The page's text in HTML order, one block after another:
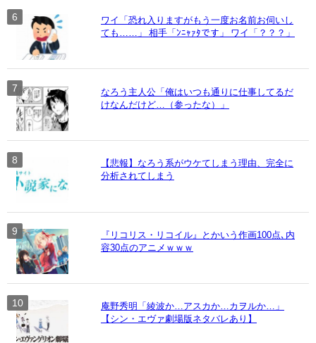
ワイ「恐れ入りますがもう一度お名前お伺いし
ても……」 相手「ﾝﾆｬｧﾀです」 ワイ「？？？」
なろう主人公「俺はいつも通りに仕事してるだ
けなんだけど…（参ったな）」
【悲報】なろう系がウケてしまう理由、完全に
分析されてしまう
『リコリス・リコイル』とかいう作画100点､内
容30点のアニメｗｗｗ
庵野秀明「綾波か…アスカか…カヲルか…」
【シン・エヴァ劇場版ネタバレあり】